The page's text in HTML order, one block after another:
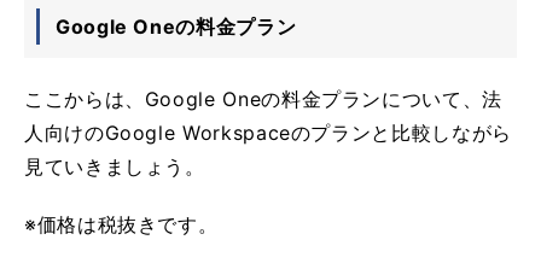
Google Oneの料金プラン
ここからは、Google Oneの料金プランについて、法
人向けのGoogle Workspaceのプランと比較しながら
見ていきましょう。
※価格は税抜きです。